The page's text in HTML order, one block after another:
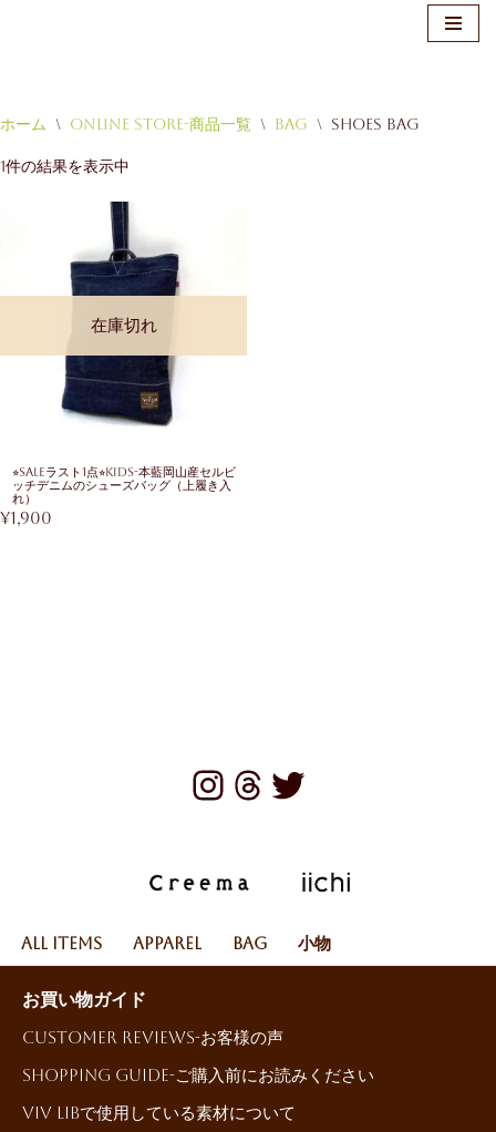
ン
ッ
ホーム \ Online Store-商品一覧 \ Bag \ Shoes Bag
1件の結果を表示中
在庫切れ
⭐︎SALEラスト1点⭐︎KIDS-本藍岡山産セルビ
ッチデニムのシューズバッグ（上履き入
れ）
¥1,900
All Items Apparel Bag 小物
お買い物ガイド
Customer reviews-お客様の声
Shopping Guide-ご購入前にお読みください
ViV LiBで使用している素材について